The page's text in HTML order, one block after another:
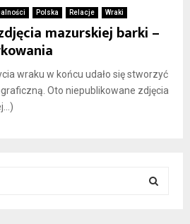
Polska Relacje Wraki
mazurskiej barki –
wraku w końcu udało się stworzyć
Oto niepublikowane zdjęcia